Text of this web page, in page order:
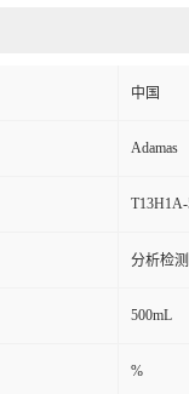
中国
Adamas
分析检测
500mL
%